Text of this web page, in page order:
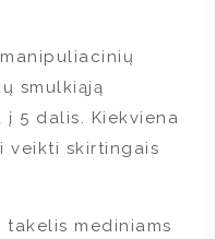
smulkiąją
į 5 dalis. Kiekviena
veikti skirtingais
mediniams